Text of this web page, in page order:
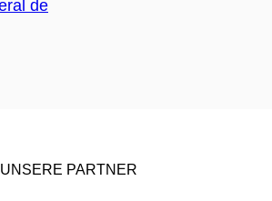
UNSERE PARTNER